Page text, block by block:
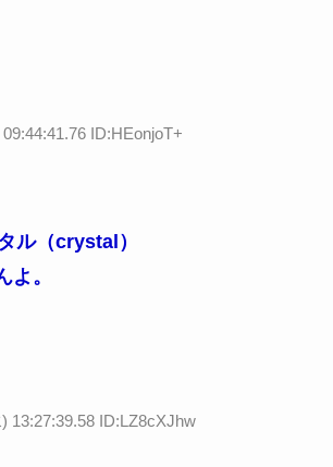
ID:HEonjoT+
ル（crystal）
よ。
13:27:39.58 ID:LZ8cXJhw